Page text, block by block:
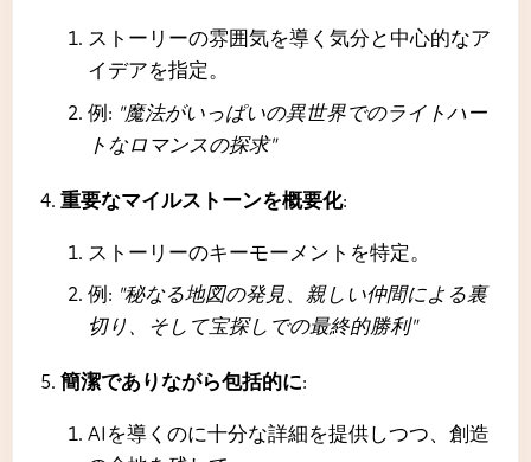
ストーリーの雰囲気を導く気分と中心的なア
イデアを指定。
例: "魔法がいっぱいの異世界でのライトハー
トなロマンスの探求"
重要なマイルストーンを概要化:
ストーリーのキーモーメントを特定。
例: "秘なる地図の発見、親しい仲間による裏
切り、そして宝探しでの最終的勝利"
簡潔でありながら包括的に:
AIを導くのに十分な詳細を提供しつつ、創造